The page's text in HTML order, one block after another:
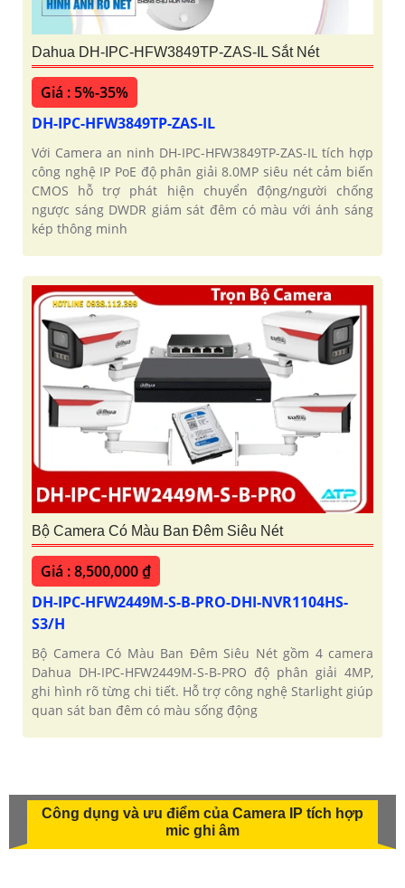
Dahua DH-IPC-HFW3849TP-ZAS-IL Sắt Nét
Giá : 5%-35%
DH-IPC-HFW3849TP-ZAS-IL
Với Camera an ninh DH-IPC-HFW3849TP-ZAS-IL tích hợp
công nghệ IP PoE độ phân giải 8.0MP siêu nét cảm biến
CMOS hỗ trợ phát hiện chuyển động/người chống
ngược sáng DWDR giám sát đêm có màu với ánh sáng
kép thông minh
Bộ Camera Có Màu Ban Đêm Siêu Nét
Giá : 8,500,000 ₫
DH-IPC-HFW2449M-S-B-PRO-DHI-NVR1104HS-
S3/H
Bộ Camera Có Màu Ban Đêm Siêu Nét gồm 4 camera
Dahua DH-IPC-HFW2449M-S-B-PRO độ phân giải 4MP,
ghi hình rõ từng chi tiết. Hỗ trợ công nghệ Starlight giúp
quan sát ban đêm có màu sống động
Công dụng và ưu điểm của Camera IP tích hợp
mic ghi âm